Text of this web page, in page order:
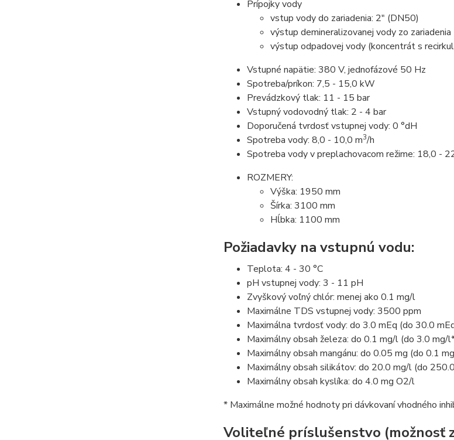
Prípojky vody
vstup vody do zariadenia: 2" (DN50)
výstup demineralizovanej vody zo
výstup odpadovej vody (koncentrát s
Vstupné napätie: 380 V, jednofázové 50 Hz
Spotreba/príkon: 7,5 - 15,0 kW
Prevádzkový tlak: 11 - 15 bar
Vstupný vodovodný tlak: 2 - 4 bar
Doporučená tvrdosť vstupnej vody: 0 °dH
Spotreba vody: 8,0 - 10,0 m3/h
Spotreba vody v preplachovacom režime: 18,0 -
ROZMERY:
Výška: 1950 mm
Šírka: 3100 mm
Hĺbka: 1100 mm
Požiadavky na vstupnú vodu:
Teplota: 4 - 30 °C
pH vstupnej vody: 3 - 11 pH
Zvyškový voľný chlór: menej ako 0.1 mg/l
Maximálne TDS vstupnej vody: 3500 ppm
Maximálna tvrdosť vody: do 3.0 mEq (do 30.0
Maximálny obsah železa: do 0.1 mg/l (do 3.0 mg/
Maximálny obsah mangánu: do 0.05 mg (do 0.1
Maximálny obsah silikátov: do 20.0 mg/l (do
Maximálny obsah kyslíka: do 4.0 mg O2/l
* Maximálne možné hodnoty pri dávkovaní vhodného
Voliteľné príslušenstvo (možnosť